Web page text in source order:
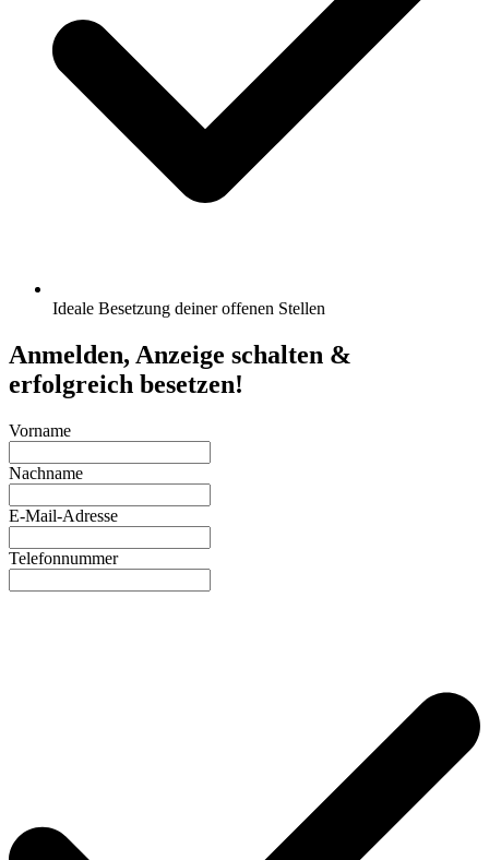
Ideale Besetzung deiner offenen Stellen
Anmelden, Anzeige schalten &
erfolgreich besetzen!
Vorname
Nachname
E-Mail-Adresse
Telefonnummer